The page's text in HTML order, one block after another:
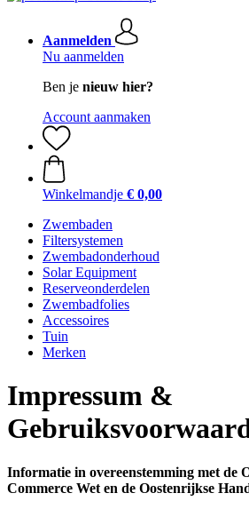
Aanmelden
Nu aanmelden
Ben je nieuw hier?
Account aanmaken
Winkelmandje € 0,00
Zwembaden
Filtersystemen
Zwembadonderhoud
Solar Equipment
Reserveonderdelen
Zwembadfolies
Accessoires
Tuin
Merken
Impressum &
Informatie in overeenstemming met de
Commerce Wet en de Oostenrijkse